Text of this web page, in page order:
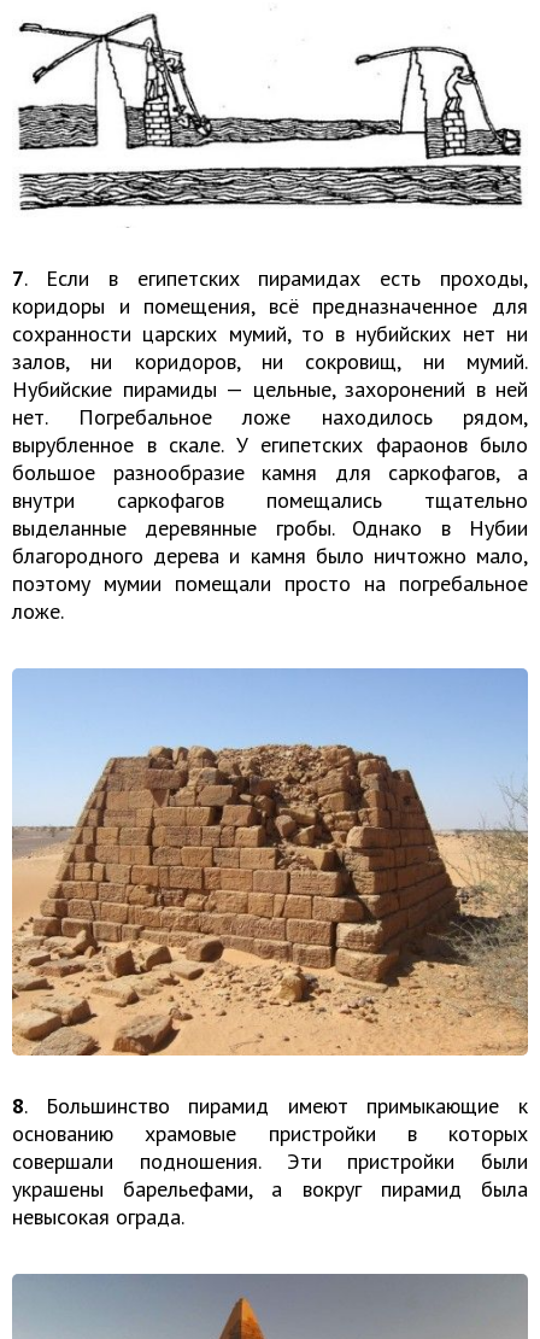
7. Если в египетских пирамидах есть проходы,
коридоры и помещения, всё предназначенное для
сохранности царских мумий, то в нубийских нет ни
залов, ни коридоров, ни сокровищ, ни мумий.
Нубийские пирамиды — цельные, захоронений в ней
нет. Погребальное ложе находилось рядом,
вырубленное в скале. У египетских фараонов было
большое разнообразие камня для саркофагов, а
внутри саркофагов помещались тщательно
выделанные деревянные гробы. Однако в Нубии
благородного дерева и камня было ничтожно мало,
поэтому мумии помещали просто на погребальное
ложе.
8. Большинство пирамид имеют примыкающие к
основанию храмовые пристройки в которых
совершали подношения. Эти пристройки были
украшены барельефами, а вокруг пирамид была
невысокая ограда.